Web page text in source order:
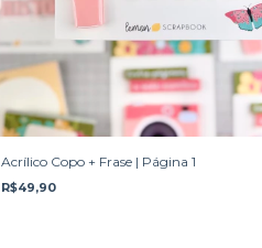
Acrílico Copo + Frase | Página 1
R$49,90